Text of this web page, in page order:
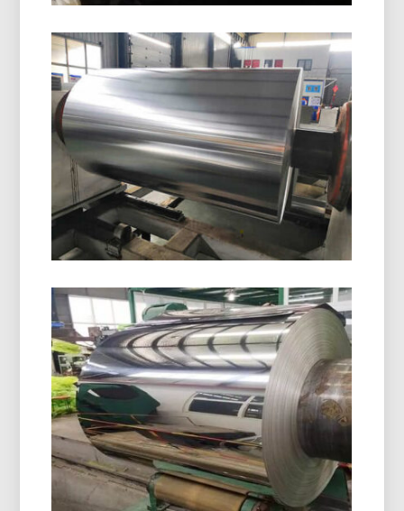
Farmaceutické Blistrové Balenie
Hliníková Fólia
Objavte farmaceutické blistrové balenie hliníkovej
fólie s vynikajúcou vlhkosťou, kyslík, a ochranu
pred svetlom. Ideálne pre bezpečné, stabilný, a
vyhovujúce balenie liekov.
8021 Hliníková Fólia Tvárnená Za
Studena
8021 hliníková fólia tvárnená za studena je určená
pre náročné blistrové balenie, poskytuje
vynikajúcu odolnosť proti vlhkosti, výborná
tvarovateľnosť, a spoľahlivú ochranu pri
skladovaní.